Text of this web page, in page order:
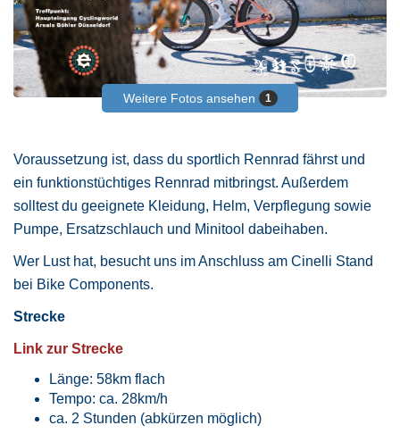
Weitere Fotos ansehen 1
Voraussetzung ist, dass du sportlich Rennrad fährst und
ein funktionstüchtiges Rennrad mitbringst. Außerdem
solltest du geeignete Kleidung, Helm, Verpflegung sowie
Pumpe, Ersatzschlauch und Minitool dabeihaben.
Wer Lust hat, besucht uns im Anschluss am Cinelli Stand
bei Bike Components.
Strecke
Link zur Strecke
Länge: 58km flach
Tempo: ca. 28km/h
ca. 2 Stunden (abkürzen möglich)